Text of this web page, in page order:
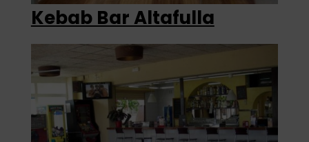
Kebab Bar Altafulla